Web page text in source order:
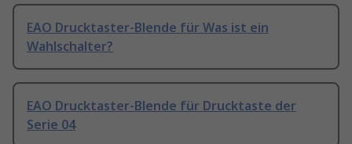
EAO Drucktaster-Blende für Was ist ein
Wahlschalter?
EAO Drucktaster-Blende für Drucktaste der
Serie 04